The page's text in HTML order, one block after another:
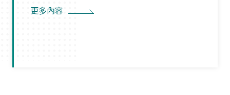
孢子的盛況，在精彩過程中也看到了風的
更多內容